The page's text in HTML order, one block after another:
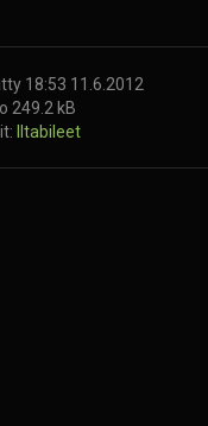
18:53 11.6.2012
249.2 kB
Iltabileet